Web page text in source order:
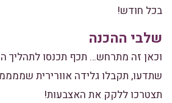
בכל חודש!
שלבי ההכנה
וכאן זה מתרחש… תכף תכנסו לתהליך
שתדעו, תקבלו גלידה אוורירית
תצטרכו ללקק את האצבעות!